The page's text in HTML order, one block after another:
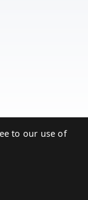
to our use of